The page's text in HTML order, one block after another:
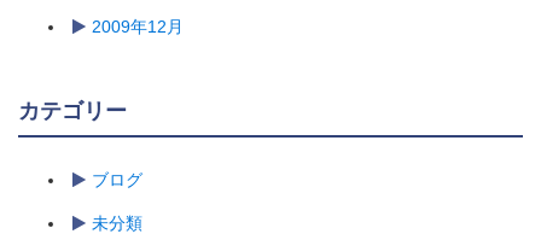
2009年12月
カテゴリー
ブログ
未分類